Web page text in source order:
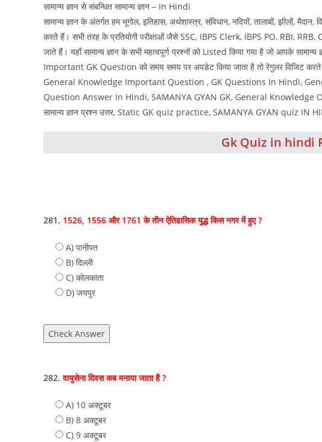
सामान्य ज्ञान से संबन्धित सामान्य ज्ञान – In Hindi
सामान्य ज्ञान के अंतर्गत हम भूगोल, इतिहास, अर्थशास्त्र, संविधान, नदियों, तालाबों, झीलों,
करते हैं। सभी तरह के प्रतियोगी परीक्षाओं जैसे SSC, IBPS Clerk, IBPS PO, RBI,
जाते हैं। यहाँ सामान्य ज्ञान के सभी महत्वपूर्ण प्रश्नों को Listed किया गया है जो आपके सामान्य
Important GK Question को समय समय पर अपडेट किया जाता है तो रेगुलर विजिट
General Knowledge Important Question , GK Questions In Hindi,
Question Answer In Hindi, SAMANYA GYAN GK, General
सामान्य ज्ञान प्रश्न उत्तर, Static GK quiz practice, SAMANYA GYAN quiz IN
Gk Quiz in hindi
281. 1526, 1556 और 1761 के तीन ऐतिहासिक युद्ध किस नगर में हुए ?
A) पानीपत
B) दिल्‍ली
C) कोलकाता
D) जयपुर
Check Answer
282. वायुसेना दिवस कब मनाया जाता है ?
A) 10 अक्टूबर
B) 8 अक्टूबर
C) 9 अक्टूबर